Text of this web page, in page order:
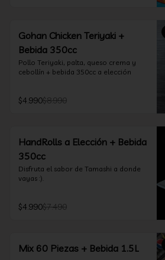
Gohan Chicken Teriyaki +
Bebida 350cc
Pollo Teriyaki, palta, queso crema y
cebollín + bebida 350cc a elección
$4.990$8.990
HandRolls a Elección + Bebida
350cc
Disfruta el sabor de Tamashi a donde
vayas :).
$4.990$7.490
Mix 60 Piezas + Bebida 1.5L